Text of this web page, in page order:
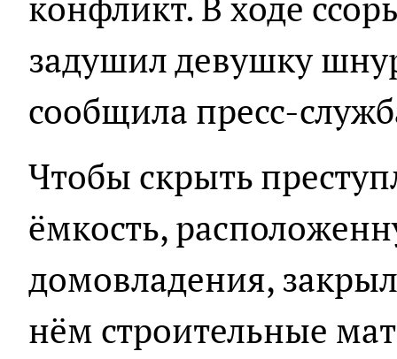
задушил девушку
сообщила пресс-
Чтобы скрыть
ёмкость,
домовладения,
нём строительные